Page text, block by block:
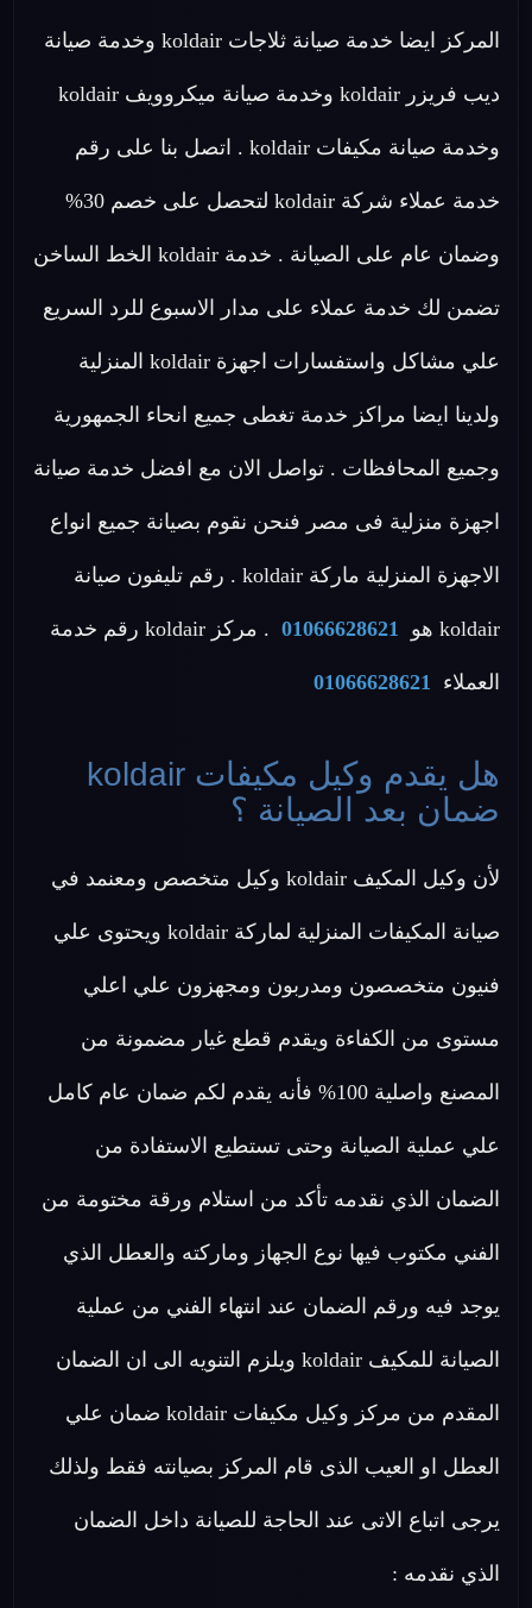
المركز ايضا خدمة صيانة ثلاجات koldair وخدمة صيانة
ديب فريزر koldair وخدمة صيانة ميكروويف koldair
وخدمة صيانة مكيفات koldair . اتصل بنا على رقم
خدمة عملاء شركة koldair لتحصل على خصم 30%
وضمان عام على الصيانة . خدمة koldair الخط الساخن
تضمن لك خدمة عملاء على مدار الاسبوع للرد السريع
علي مشاكل واستفسارات اجهزة koldair المنزلية
ولدينا ايضا مراكز خدمة تغطى جميع انحاء الجمهورية
وجميع المحافظات . تواصل الان مع افضل خدمة صيانة
اجهزة منزلية فى مصر فنحن نقوم بصيانة جميع انواع
الاجهزة المنزلية ماركة koldair . رقم تليفون صيانة
koldair هو 01066628621 . مركز koldair رقم خدمة
العملاء 01066628621
هل يقدم وكيل مكيفات koldair
ضمان بعد الصيانة ؟
لأن وكيل المكيف koldair وكيل متخصص ومعنمد في
صيانة المكيفات المنزلية لماركة koldair ويحتوى علي
فنيون متخصصون ومدربون ومجهزون علي اعلي
مستوى من الكفاءة ويقدم قطع غيار مضمونة من
المصنع واصلية 100% فأنه يقدم لكم ضمان عام كامل
علي عملية الصيانة وحتى تستطيع الاستفادة من
الضمان الذي نقدمه تأكد من استلام ورقة مختومة من
الفني مكتوب فيها نوع الجهاز وماركته والعطل الذي
يوجد فيه ورقم الضمان عند انتهاء الفني من عملية
الصيانة للمكيف koldair ويلزم التنويه الى ان الضمان
المقدم من مركز وكيل مكيفات koldair ضمان علي
العطل او العيب الذى قام المركز بصيانته فقط ولذلك
يرجى اتباع الاتى عند الحاجة للصيانة داخل الضمان
الذي نقدمه :